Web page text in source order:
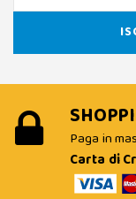
Paga in
Carta di